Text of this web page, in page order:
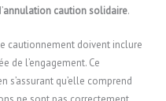
annulation caution solidaire.
cautionnement doivent inclure
de l’engagement. Ce
qu’elle comprend